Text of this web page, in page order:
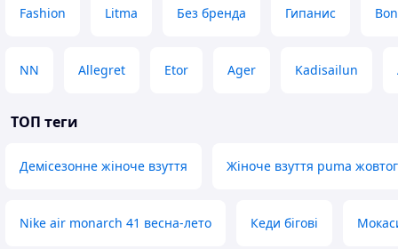
Fashion Litma Без бренда Гипанис
NN Allegret Etor Ager Kadisailun
ТОП теги
Демісезонне жіноче взуття Жіноче взуття puma
Nike air monarch 41 весна-лето Кеди бігові